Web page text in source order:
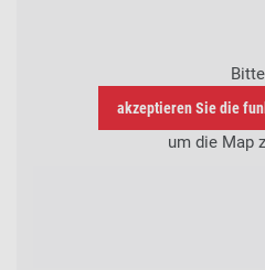
Bitte
akzeptieren Sie die
um die Map